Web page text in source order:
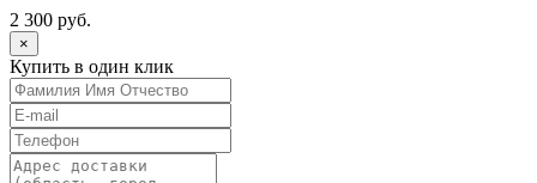
2 300 руб.
×
Купить в один клик